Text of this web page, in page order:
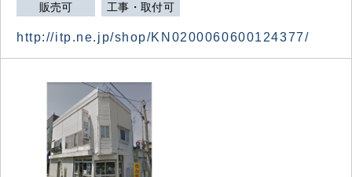
販売可 工事・取付可
http://itp.ne.jp/shop/KN0200060600124377/